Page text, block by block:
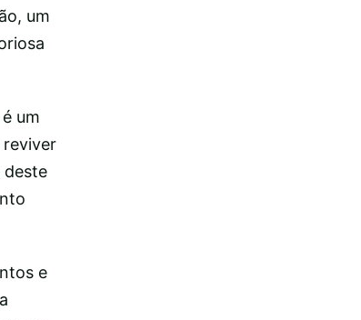
um
um
reviver
deste
e